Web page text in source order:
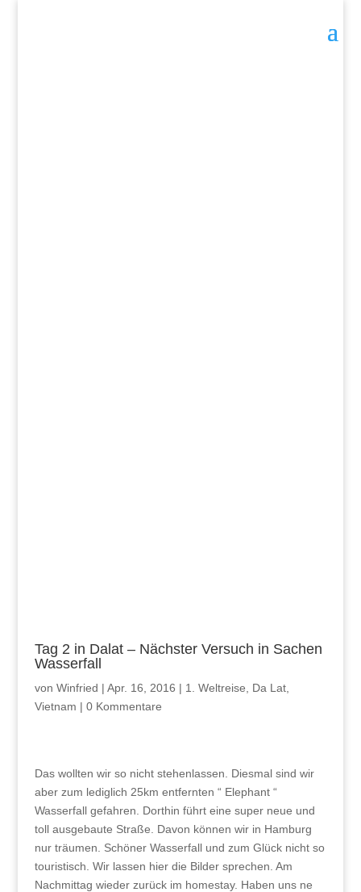
Tag 2 in Dalat – Nächster Versuch in Sachen
Wasserfall
von Winfried | Apr. 16, 2016 | 1. Weltreise Da Lat,
Vietnam | 0 Kommentare
Das wollten wir so nicht stehenlassen. Diesmal sind wir
aber zum lediglich 25km entfernten “ Elephant “
Wasserfall gefahren. Dorthin führt eine super neue und
toll ausgebaute Straße. Davon können wir in Hamburg
nur träumen. Schöner Wasserfall und zum Glück nicht so
touristisch. Wir lassen hier die Bilder sprechen. Am
Nachmittag wieder zurück im homestay. Haben uns ne